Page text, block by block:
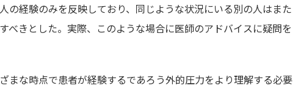
の経験のみを反映しており、同じような状況にいる別の人はまた
べきとした。実際、このような場合に医師のアドバイスに疑問を
まな時点で患者が経験するであろう外的圧力をより理解する必要